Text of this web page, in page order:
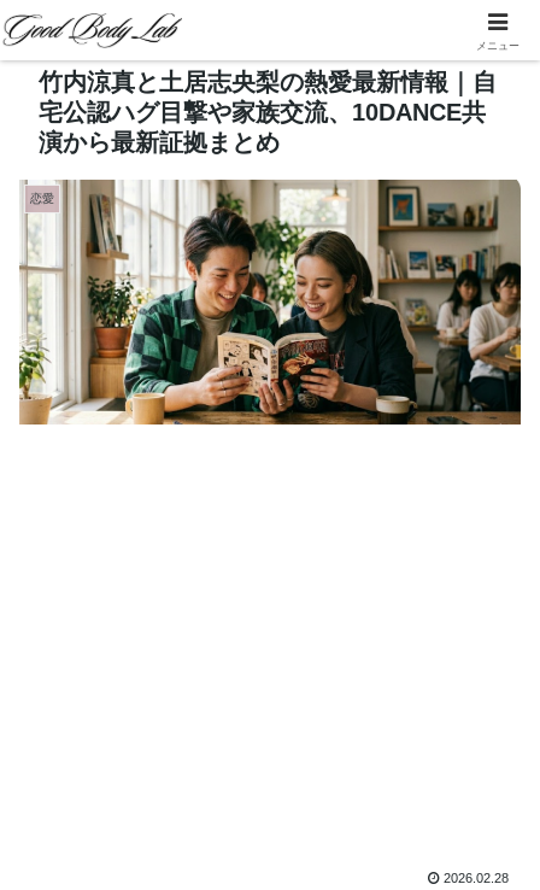
竹内涼真と土居志央梨の熱愛最新情報｜自
宅公認ハグ目撃や家族交流、10DANCE共
演から最新証拠まとめ
恋愛
2026.02.28
メニュー